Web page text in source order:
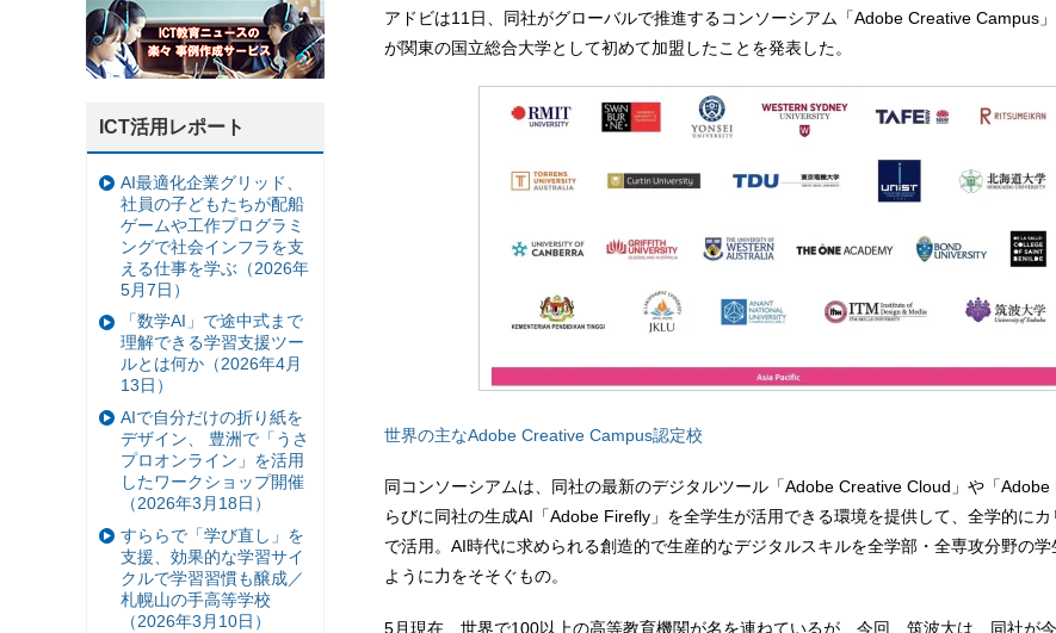
アドビは11日、同社がグローバルで推進するコンソーシアム「Adobe Creative Campus
が関東の国立総合大学として初めて加盟したことを発表した。
世界の主なAdobe Creative Campus認定校
同コンソーシアムは、同社の最新のデジタルツール「Adobe Creative Cloud」や「Adobe
らびに同社の生成AI「Adobe Firefly」を全学生が活用できる環境を提供して、全学的に
で活用。AI時代に求められる創造的で生産的なデジタルスキルを全学部・全専攻分野の学
ように力をそそぐもの。
5月現在、世界で100以上の高等教育機関が名を連ねているが、今回、筑波大は、同社が
ICT活用レポート
AI最適化企業グリッド、
社員の子どもたちが配船
ゲームや工作プログラミ
ングで社会インフラを支
える仕事を学ぶ（2026年
5月7日）
「数学AI」で途中式まで
理解できる学習支援ツー
ルとは何か（2026年4月
13日）
AIで自分だけの折り紙を
デザイン、 豊洲で「うさ
プロオンライン」を活用
したワークショップ開催
（2026年3月18日）
すららで「学び直し」を
支援、効果的な学習サイ
クルで学習習慣も醸成／
札幌山の手高等学校
（2026年3月10日）